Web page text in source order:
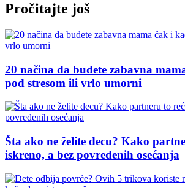
Pročitajte još
20 načina da budete zabavna
pod stresom ili vrlo umorni
Šta ako ne želite decu? Kako
iskreno, a bez povređenih osećanja